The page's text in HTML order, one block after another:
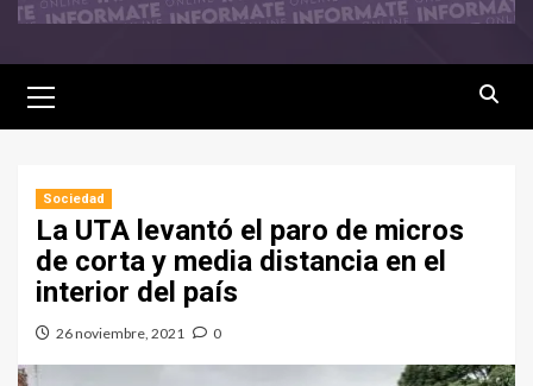
Sociedad
La UTA levantó el paro de micros
de corta y media distancia en el
interior del país
26 noviembre, 2021 0